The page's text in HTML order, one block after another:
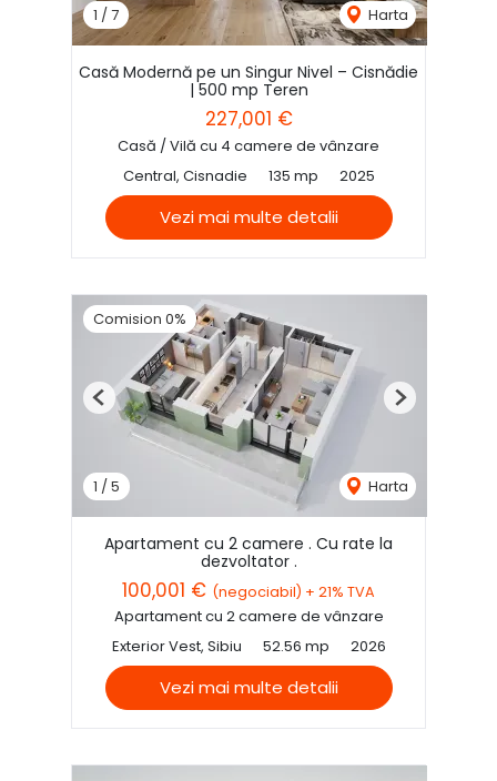
1 /7 Harta
Casă Modernă pe un Singur Nivel – Cisnădie
| 500 mp Teren
227,001 €
Casă / Vilă cu 4 camere de vânzare
Central, Cisnadie
135 mp 2025
Vezi mai multe detalii
Comision 0%
1 /5 Harta
Previous Next
Apartament cu 2 camere . Cu rate la
dezvoltator .
100,001 € (negociabil) + 21% TVA
Apartament cu 2 camere de vânzare
Exterior Vest, Sibiu
52.56 mp 2026
Vezi mai multe detalii